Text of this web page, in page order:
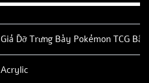
Giá Đỡ Trưng Bày Pokémon TCG
Acrylic